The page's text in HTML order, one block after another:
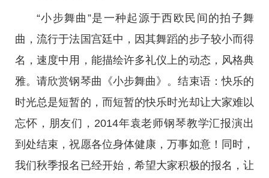
“小步舞曲”是一种起源于西欧民间的拍子舞
曲，流行于法国宫廷中，因其舞蹈的步子较小而得
名，速度中用，能描绘许多礼仪上的动态，风格典
雅。请欣赏钢琴曲《小步舞曲》。结束语：快乐的
时光总是短暂的，而短暂的快乐时光却让大家难以
忘怀，朋友们，2014年袁老师钢琴教学汇报演出
到处结束，祝愿各位身体健康，万事如意！同时，
我们秋季报名已经开始，希望大家积极的报名，让